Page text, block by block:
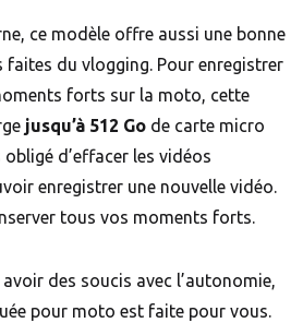
ce modèle offre aussi une bonne
faites du vlogging. Pour enregistrer
forts sur la moto, cette
jusqu’à 512 Go de carte micro
obligé d’effacer les vidéos
enregistrer une nouvelle vidéo.
tous vos moments forts.
des soucis avec l’autonomie,
pour moto est faite pour vous.